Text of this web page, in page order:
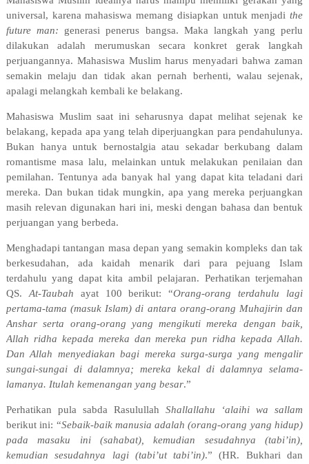
universal, karena mahasiswa memang disiapkan untuk menjadithe
future man: generasi penerus bangsa. Maka langkah yang perlu
dilakukan adalah merumuskan secara konkret gerak langkah
perjuangannya. Mahasiswa Muslim harus menyadari bahwa zaman
semakin melaju dan tidak akan pernah berhenti, walau sejenak,
apalagi melangkah kembali ke belakang.
Mahasiswa Muslim saat ini seharusnya dapat melihat sejenak ke
belakang, kepada apa yang telah diperjuangkan para pendahulunya.
Bukan hanya untuk bernostalgia atau sekadar berkubang dalam
romantisme masa lalu, melainkan untuk melakukan penilaian dan
pemilahan. Tentunya ada banyak hal yang dapat kita teladani dari
mereka. Dan bukan tidak mungkin, apa yang mereka perjuangkan
masih relevan digunakan hari ini, meski dengan bahasa dan bentuk
perjuangan yang berbeda.
Menghadapi tantangan masa depan yang semakin kompleks dan tak
berkesudahan, ada kaidah menarik dari para pejuang Islam
terdahulu yang dapat kita ambil pelajaran. Perhatikan terjemahan
QS. At-Taubah ayat 100 berikut: “Orang-orang terdahulu lagi
pertama-tama (masuk Islam) di antara orang-orang Muhajirin dan
Anshar serta orang-orang yang mengikuti mereka dengan baik,
Allah ridha kepada mereka dan mereka pun ridha kepada Allah.
Dan Allah menyediakan bagi mereka surga-surga yang mengalir
sungai-sungai di dalamnya; mereka kekal di dalamnya selama-
lamanya. Itulah kemenangan yang besar.”
Perhatikan pula sabda Rasulullah Shallallahu ‘alaihi wa sallam
berikut ini: “Sebaik-baik manusia adalah (orang-orang yang hidup)
pada masaku ini (sahabat), kemudian sesudahnya (tabi’in),
kemudian sesudahnya lagi (tabi’ut tabi’in).” (HR. Bukhari dan